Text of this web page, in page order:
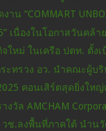
าน “COMMART
เนื่องในโอกาสวันคล้
ใหม่ ในเครือ ปตท. ตั้งเ
ะทรวง อว. นำคณะผู้บริ
คอนเสิร์ตสุดยิ่งให
งวัล AMCHAM
วช.ลงพื้นที่ภาคใต้ นำน